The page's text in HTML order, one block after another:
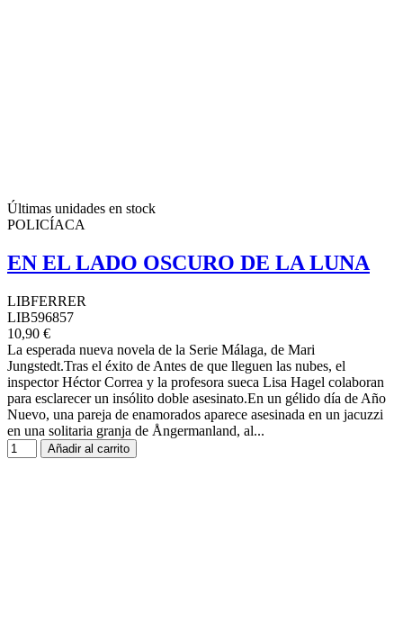
Últimas unidades en stock
POLICÍACA
EN EL LADO OSCURO DE LA LUNA
LIBFERRER
LIB596857
10,90 €
La esperada nueva novela de la Serie Málaga, de Mari
Jungstedt.Tras el éxito de Antes de que lleguen las nubes, el
inspector Héctor Correa y la profesora sueca Lisa Hagel colaboran
para esclarecer un insólito doble asesinato.En un gélido día de Año
Nuevo, una pareja de enamorados aparece asesinada en un jacuzzi
en una solitaria granja de Ångermanland, al...
Añadir al carrito